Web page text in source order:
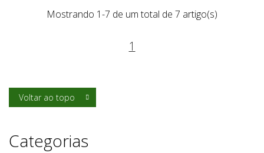
Categorias
Mostrando 1-7 de um total de 7 artigo(s)
1
Voltar ao topo 